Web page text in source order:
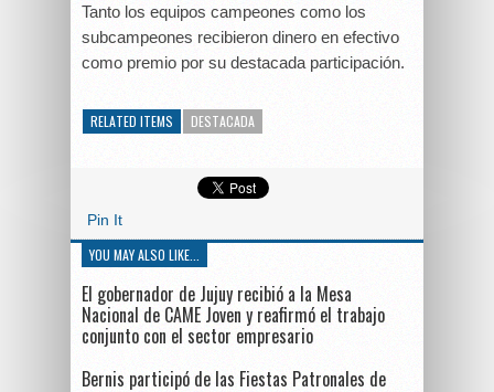
Tanto los equipos campeones como los
subcampeones recibieron dinero en efectivo
como premio por su destacada participación.
RELATED ITEMS DESTACADA
Pin It
YOU MAY ALSO LIKE...
El gobernador de Jujuy recibió a la Mesa
Nacional de CAME Joven y reafirmó el trabajo
conjunto con el sector empresario
Bernis participó de las Fiestas Patronales de